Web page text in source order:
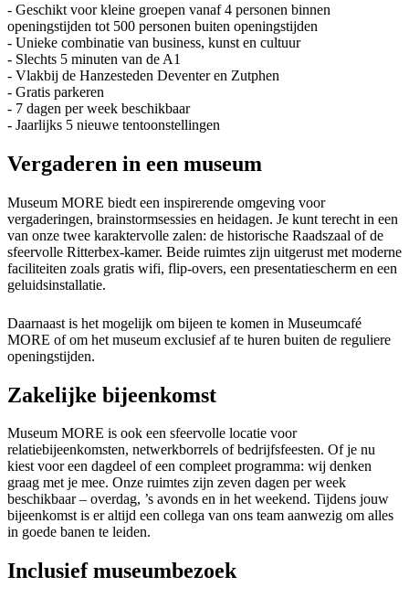
- Geschikt voor kleine groepen vanaf 4 personen binnen
openingstijden tot 500 personen buiten openingstijden
- Unieke combinatie van business, kunst en cultuur
- Slechts 5 minuten van de A1
- Vlakbij de Hanzesteden Deventer en Zutphen
- Gratis parkeren
- 7 dagen per week beschikbaar
- Jaarlijks 5 nieuwe tentoonstellingen
Vergaderen in een museum
Museum MORE biedt een inspirerende omgeving voor
vergaderingen, brainstormsessies en heidagen. Je kunt terecht in een
van onze twee karaktervolle zalen: de historische Raadszaal of de
sfeervolle Ritterbex-kamer. Beide ruimtes zijn uitgerust met moderne
faciliteiten zoals gratis wifi, flip-overs, een presentatiescherm en een
geluidsinstallatie.
Daarnaast is het mogelijk om bijeen te komen in Museumcafé
MORE of om het museum exclusief af te huren buiten de reguliere
openingstijden.
Zakelijke bijeenkomst
Museum MORE is ook een sfeervolle locatie voor
relatiebijeenkomsten, netwerkborrels of bedrijfsfeesten. Of je nu
kiest voor een dagdeel of een compleet programma: wij denken
graag met je mee. Onze ruimtes zijn zeven dagen per week
beschikbaar – overdag, ’s avonds en in het weekend. Tijdens jouw
bijeenkomst is er altijd een collega van ons team aanwezig om alles
in goede banen te leiden.
Inclusief museumbezoek